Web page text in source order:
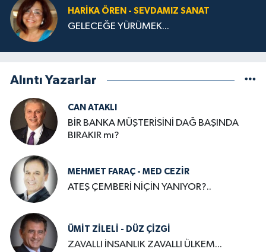
HARIKA ÖREN - SEVDAMIZ SANAT
GELECEĞE YÜRÜMEK...
Alıntı Yazarlar
CAN ATAKLI
BİR BANKA MÜŞTERİSİNİ DAĞ BAŞINDA
BIRAKIR mı?
MEHMET FARAÇ - MED CEZİR
ATEŞ ÇEMBERİ NİÇİN YANIYOR?..
ÜMIT ZILELI - DÜZ ÇİZGİ
ZAVALLI İNSANLIK ZAVALLI ÜLKEM...